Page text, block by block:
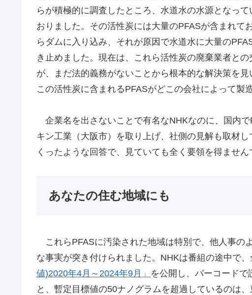
らが積極的に調査したところ、水道水の水源となっ
おりました。その活性炭には大量のPFASが含まれて
らダムに入り込み、それが原因で水道水に大量の
き止めました。現在は、これら活性炭の廃棄業者と
が、まだ法的義務がないことから根本的な解決策を
この活性炭に含まれるPFASがどこの会社によって製
企業名を出さないことで有名なNHKなのに、国内
キン工業（大阪市）を取り上げ、社側の見解も取材
くったような回答で、見ていても全く要領を得ません
あなたの住む地域にも
これらPFASに汚染された地域は特別で、他人事の
な事実が突き付けられました。NHKは番組の途中で
値)2020年4月～2024年9月」 を公開し、バーコード
と、暫定目標値の50ナノグラムを超過しているのは